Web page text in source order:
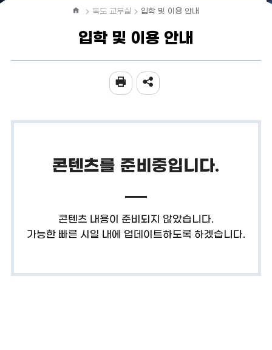
홈 독도 교무실 입학 및 이용 안내
입학 및 이용 안내
콘텐츠를 준비중입니다.
콘텐츠 내용이 준비되지 않았습니다.
가능한 빠른 시일 내에 업데이트하도록 하겠습니다.